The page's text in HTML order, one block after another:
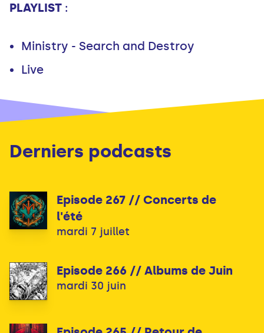
PLAYLIST :
Ministry - Search and Destroy
Live
Derniers podcasts
Episode 267 // Concerts de
l'été
mardi 7 juillet
Episode 266 // Albums de Juin
mardi 30 juin